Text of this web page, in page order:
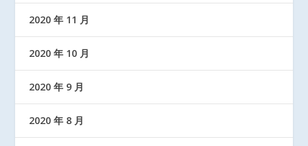
2020 年 11 月
2020 年 10 月
2020 年 9 月
2020 年 8 月